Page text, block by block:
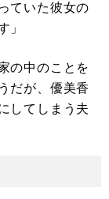
ていた彼女の
」
の中のことを
だが、優美香
してしまう夫